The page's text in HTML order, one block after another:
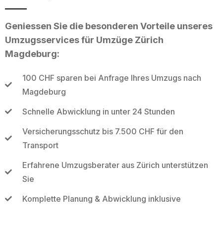
Geniessen Sie die besonderen Vorteile unseres
Umzugsservices für Umzüge Zürich
Magdeburg:
100 CHF sparen bei Anfrage Ihres Umzugs nach
Magdeburg
Schnelle Abwicklung in unter 24 Stunden
Versicherungsschutz bis 7.500 CHF für den
Transport
Erfahrene Umzugsberater aus Zürich unterstützen
Sie
Komplette Planung & Abwicklung inklusive